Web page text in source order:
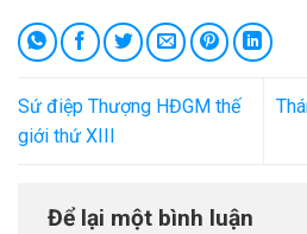
Sứ điệp Thượng HĐGM thế
giới thứ XIII
Để lại một bình luận